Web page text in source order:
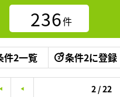
236件
件2一覧 条件2に登録
2 / 22